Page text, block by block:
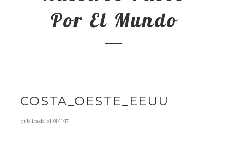
Por El Mundo
COSTA_OESTE_EEUU
publicada el 01/11/17